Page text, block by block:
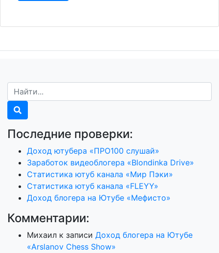
Последние проверки:
Доход ютубера «ПРО100 слушай»
Заработок видеоблогера «Blondinka Drive»
Статистика ютуб канала «Мир Пэки»
Статистика ютуб канала «FLEYY»
Доход блогера на Ютубе «Мефисто»
Комментарии:
Михаил к записи Доход блогера на Ютубе
«Arslanov Chess Show»